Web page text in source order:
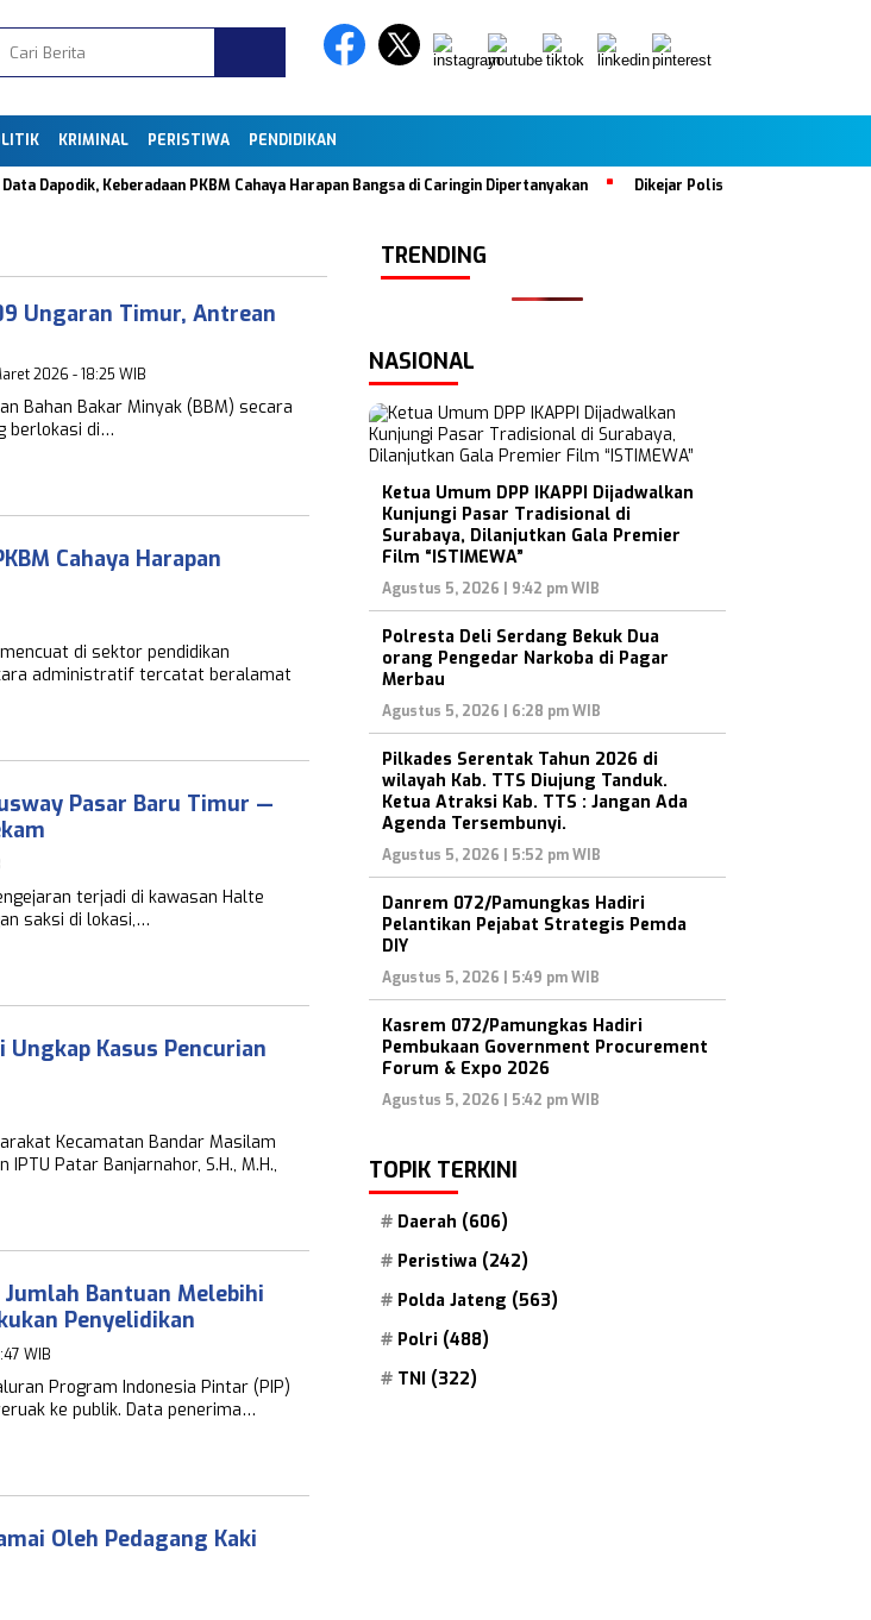
KRIMINAL PERISTIWA PENDIDIKAN
Keberadaan PKBM Cahaya Harapan Bangsa di Caringin Dipertanyakan Dikejar Polisi, Mobil Tabrak Satu
Ungaran Timur, Antrean
2026 - 18:25 WIB
Bahan Bakar Minyak (BBM) secara
berlokasi di…
Cahaya Harapan
di sektor pendidikan
administratif tercatat beralamat
Pasar Baru Timur —
terjadi di kawasan Halte
saksi di lokasi,…
Kasus Pencurian
Kecamatan Bandar Masilam
Patar Banjarnahor, S.H., M.H.,
Bantuan Melebihi
Penyelidikan
WIB
Program Indonesia Pintar (PIP)
ke publik. Data penerima…
Oleh Pedagang Kaki
TRENDING
NASIONAL
Ketua Umum DPP IKAPPI Dijadwalkan
Kunjungi Pasar Tradisional di
Surabaya, Dilanjutkan Gala Premier
Film “ISTIMEWA”
Agustus 5, 2026 | 9:42 pm WIB
Polresta Deli Serdang Bekuk Dua
orang Pengedar Narkoba di Pagar
Merbau
Agustus 5, 2026 | 6:28 pm WIB
Pilkades Serentak Tahun 2026 di
wilayah Kab. TTS Diujung Tanduk.
Ketua Atraksi Kab. TTS : Jangan Ada
Agenda Tersembunyi.
Agustus 5, 2026 | 5:52 pm WIB
Danrem 072/Pamungkas Hadiri
Pelantikan Pejabat Strategis Pemda
DIY
Agustus 5, 2026 | 5:49 pm WIB
Kasrem 072/Pamungkas Hadiri
Pembukaan Government Procurement
Forum & Expo 2026
Agustus 5, 2026 | 5:42 pm WIB
TOPIK TERKINI
Daerah (606)
Peristiwa (242)
Polda Jateng (563)
Polri (488)
TNI (322)